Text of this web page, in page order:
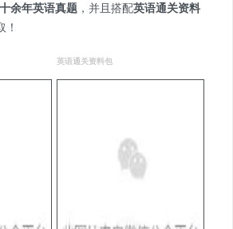
十余年英语真题 ，并且搭配英语通关资料
英语通关资料包